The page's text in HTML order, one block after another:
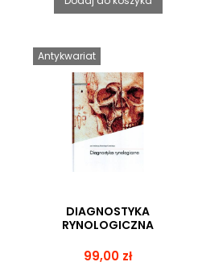
Antykwariat
DIAGNOSTYKA
RYNOLOGICZNA
Cena
99,00 zł